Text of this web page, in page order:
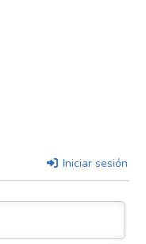
Iniciar sesión